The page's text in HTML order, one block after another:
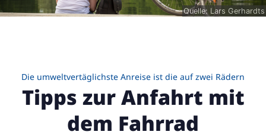
Quelle: Lars Gerhardts
Die umweltvertäglichste Anreise ist die auf zwei Rädern
Tipps zur Anfahrt mit
dem Fahrrad